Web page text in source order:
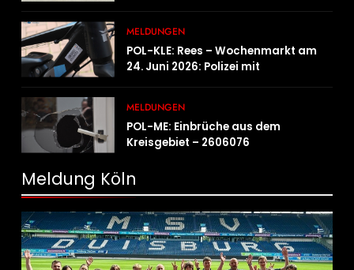
MELDUNGEN
POL-KLE: Rees – Wochenmarkt am
24. Juni 2026: Polizei mit
MELDUNGEN
POL-ME: Einbrüche aus dem
Kreisgebiet – 2606076
Meldung Köln